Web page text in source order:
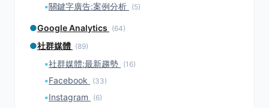
▪關鍵字廣告:案例分析 (5)
●Google Analytics (64)
●社群媒體 (89)
▪社群媒體:最新趨勢 (16)
▪Facebook (33)
▪Instagram (6)